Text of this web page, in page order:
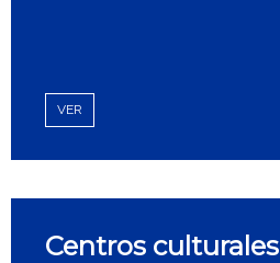
VER
Centros culturales